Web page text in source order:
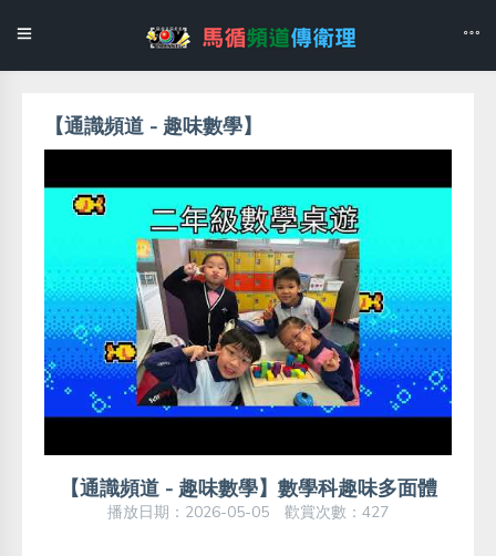
【通識頻道 - 趣味數學】
【通識頻道 - 趣味數學】數學科趣味多面體
播放日期：2026-05-05 歡賞次數：427